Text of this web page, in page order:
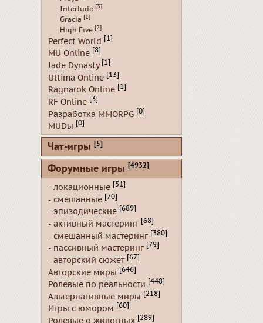
Interlude [3]
Gracia [1]
High Five [2]
Perfect World [1]
MU Online [8]
Jade Dynasty [1]
Ultima Online [13]
Ragnarok Online [1]
RF Online [3]
Разработка MMORPG [0]
MUDы [0]
Чат-игры [5]
Форумные игры [4932]
- локационные [51]
- смешанные [70]
- эпизодические [689]
- активный мастеринг [68]
- смешанный мастеринг [380]
- пассивный мастеринг [79]
- авторский сюжет [67]
Авторские миры [646]
Ролевые по реальности [448]
Альтернативные миры [218]
Игры с юмором [60]
Ролевые о животных [289]